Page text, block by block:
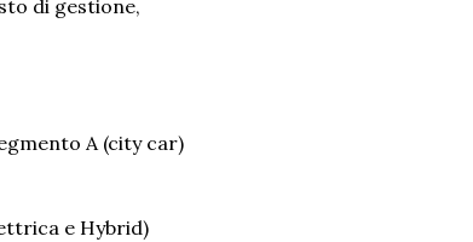
di gestione,
A (city car)
e Hybrid)